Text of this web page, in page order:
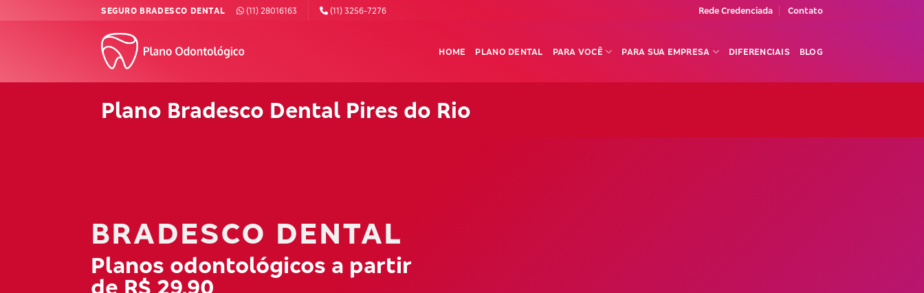
SEGURO BRADESCO DENTAL (11) 28016163 (11) 3256-7276 Rede Credenciada Contato
HOME PLANO DENTAL PARA VOCÊ PARA SUA EMPRESA DIFERENCIAIS BLOG
Plano Bradesco Dental Pires do Rio
BRADESCO DENTAL
Planos odontológicos a partir
de R$ 29,90